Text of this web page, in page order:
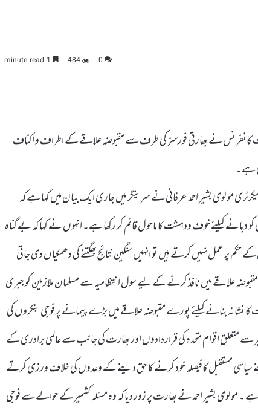
0
484
کانفرنس نے بھارتی فورسز کی طرف سے مقبوضہ علاقے کے اطراف و اکناف
ہے۔
مولوی بشیر احمد عرفانی نے سرینگر میں جاری ایک بیان میں کہا ہے کہ
کیلئے خوف ودہشت کا ماحول قائم کر رکھا ہے۔ انہوں نے کہا کہ بے گناہ
حکم پر عمل نہیں کرتے ہیں تو انہیں سنگین نتائج بھگتنے کی دھمکیاں دی جاتی
علاقے میں نافذ کرنے کے لیے سول انتظامیہ سے مسلمان ملازمین کو جبری
بنانے کیلئے پورے مقبوضہ علاقے میں بڑے پیمانے پر فوجی بنکروں کی
سے متعلق اقوام متحدہ کی قراردادوں اور بھارت کی جانب سے عالمی برادری کے
سیاسی مستقبل کافیصلہ خود کرنے کا حق دینے کے وعدوں کی خلاف ورزی کرتے
۔ مولوی بشیر احمد نے بھارت پر زور دیا کہ وہ مسئلہ کشمیر کے حوالے سے فوجی